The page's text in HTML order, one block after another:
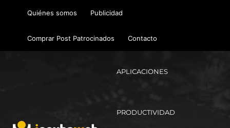
Quiénes somos Publicidad
Comprar Post Patrocinados Contacto
APLICACIONES
PRODUCTIVIDAD